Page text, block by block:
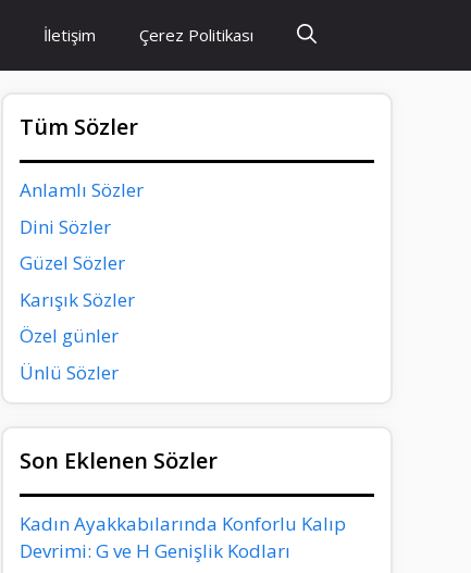
İletişim Çerez Politikası
Tüm Sözler
Anlamlı Sözler
Dini Sözler
Güzel Sözler
Karışık Sözler
Özel günler
Ünlü Sözler
Son Eklenen Sözler
Kadın Ayakkabılarında Konforlu Kalıp
Devrimi: G ve H Genişlik Kodları